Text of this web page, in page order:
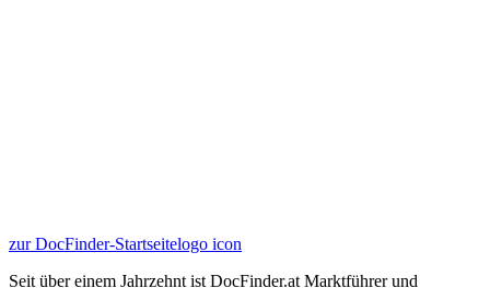
zur DocFinder-Startseitelogo icon
Seit über einem Jahrzehnt ist DocFinder.at Marktführer und